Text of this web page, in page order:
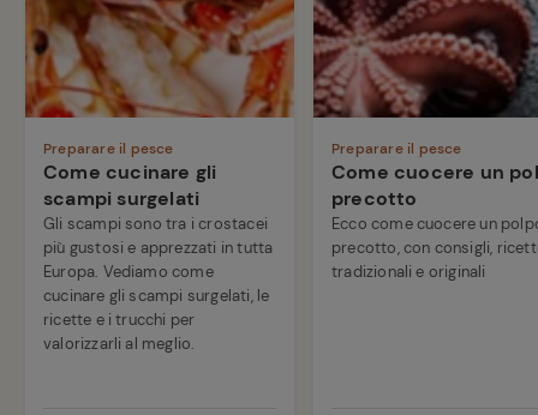
Preparare il pesce
Come cucinare gli
scampi surgelati
Gli scampi sono tra i crostacei
più gustosi e apprezzati in tutta
Europa. Vediamo come
cucinare gli scampi surgelati, le
ricette e i trucchi per
valorizzarli al meglio.
Preparare il pesce
Come cuocere un
precotto
Ecco come cuocere un
precotto, con consigli,
tradizionali e originali